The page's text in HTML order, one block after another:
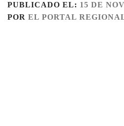
PUBLICADO EL: 15 DE
POR EL PORTAL